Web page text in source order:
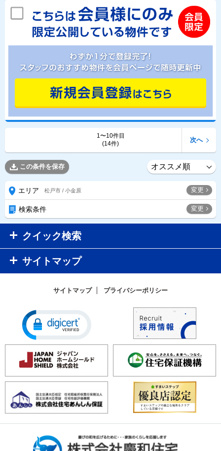
1〜10件目
(14件)
次へ
この条件を保存
エリア 松戸市 / 小金原 変更
検索条件 変更
クイック検索
サイトマップ
サイトマップ プライバシーポリシー